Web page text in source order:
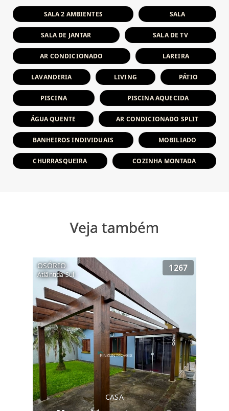
SALA 2 AMBIENTES SALA
SALA DE JANTAR SALA DE TV
AR CONDICIONADO LAREIRA
LAVANDERIA LIVING PÁTIO
PISCINA PISCINA AQUECIDA
ÁGUA QUENTE AR CONDICIONADO SPLIT
BANHEIROS INDIVIDUAIS MOBILIADO
CHURRASQUEIRA COZINHA MONTADA
Veja também
OSÓRIO
Atlântida Sul
1267
CASA